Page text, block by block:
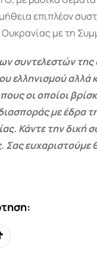
επιπλέον
με τη
συντελεστών
ελληνισμού αλλά
οι οποίοι
με έδρα
Κάντε την δική
Σας ευχαριστούμε